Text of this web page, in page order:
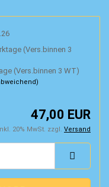
(Vers.binnen 3 WT)
47,00 EUR
20% MwSt. zzgl. Versand